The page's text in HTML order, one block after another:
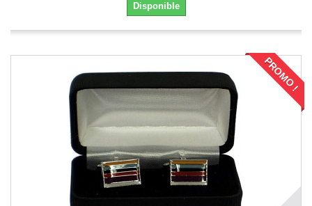
Disponible
PROMO !